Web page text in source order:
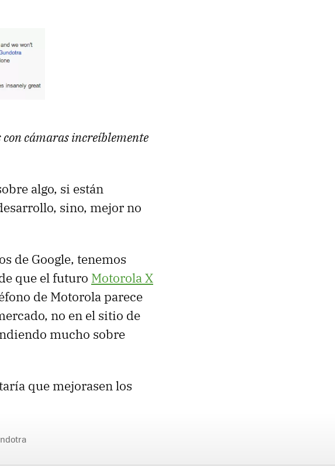
con cámaras increíblemente
algo, si están
sino, mejor no
de Google, tenemos
que el futuro Motorola X
de Motorola parece
no en el sitio de
mucho sobre
que mejorasen los